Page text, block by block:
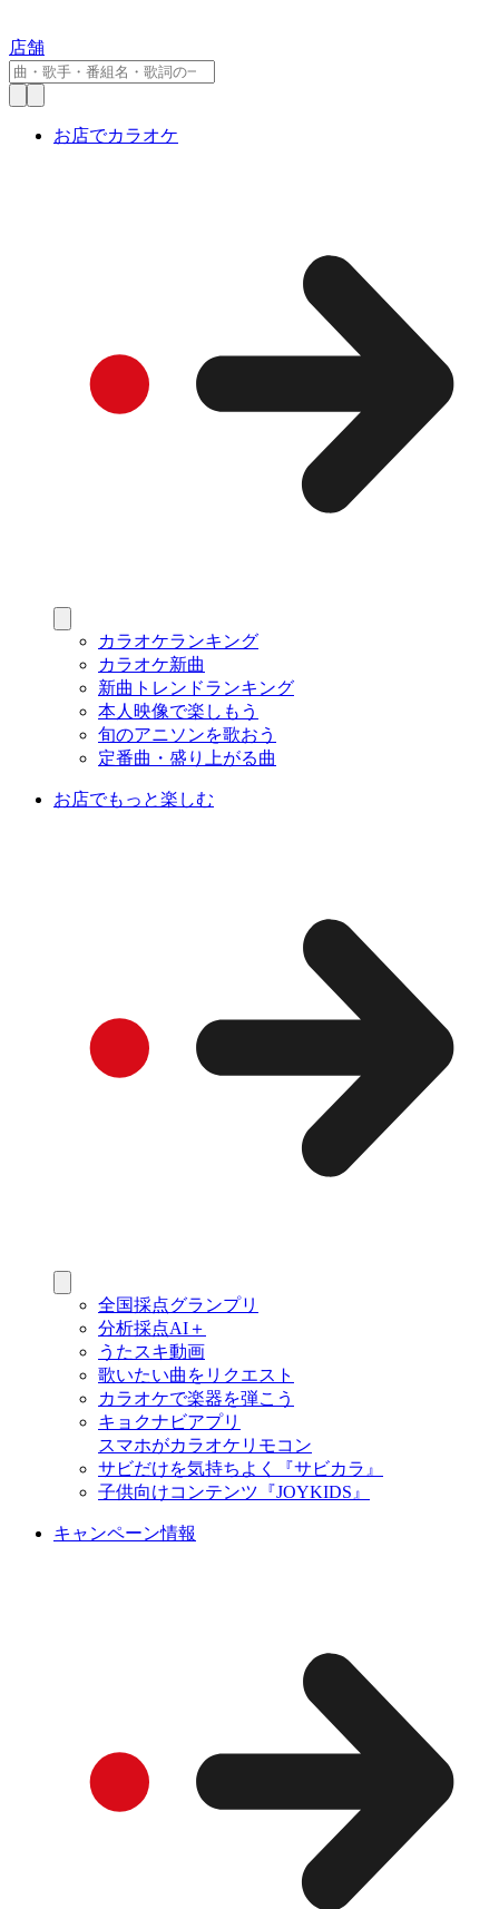
店舗
お店でカラオケ
カラオケランキング
カラオケ新曲
新曲トレンドランキング
本人映像で楽しもう
旬のアニソンを歌おう
定番曲・盛り上がる曲
お店でもっと楽しむ
全国採点グランプリ
分析採点AI＋
うたスキ動画
歌いたい曲をリクエスト
カラオケで楽器を弾こう
キョクナビアプリ
スマホがカラオケリモコン
サビだけを気持ちよく『サビカラ』
子供向けコンテンツ『JOYKIDS』
キャンペーン情報